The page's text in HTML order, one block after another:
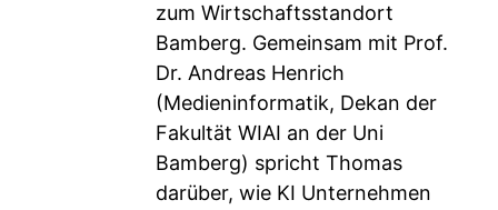
zum Wirtschaftsstandort
Bamberg. Gemeinsam mit Prof.
Dr. Andreas Henrich
(Medieninformatik, Dekan der
Fakultät WIAI an der Uni
Bamberg) spricht Thomas
darüber, wie KI Unternehmen